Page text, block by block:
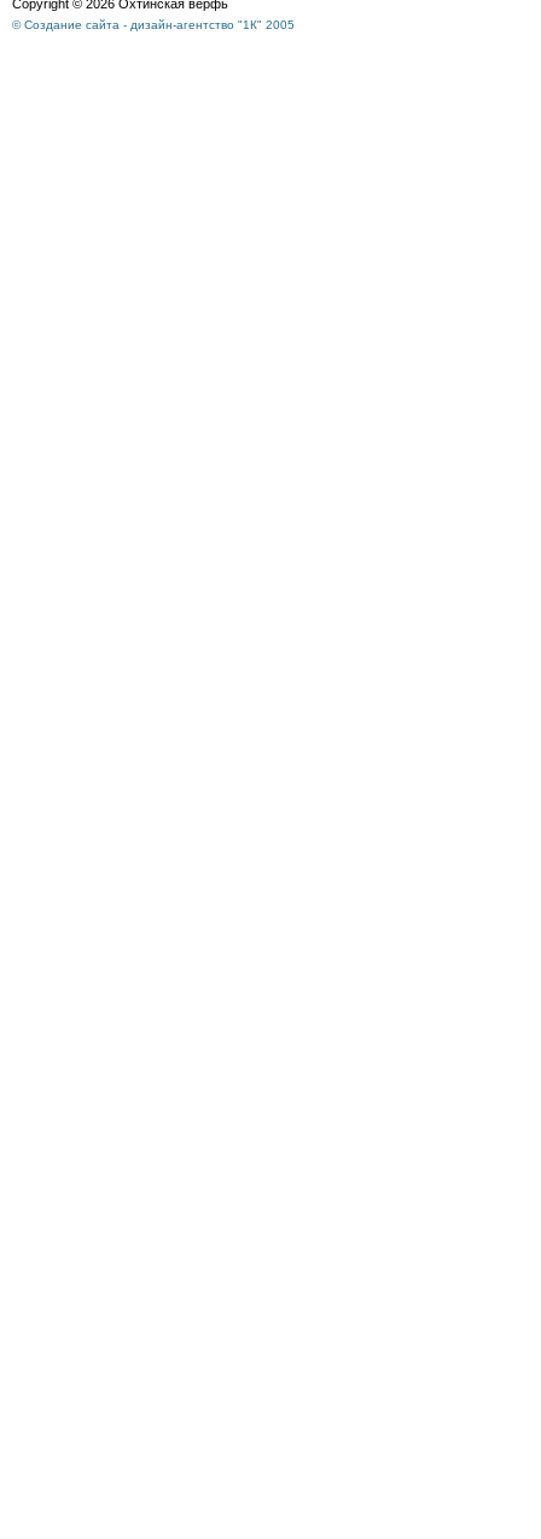
Copyright © 2026 Охтинская верфь
© Создание сайта - дизайн-агентство "1К" 2005